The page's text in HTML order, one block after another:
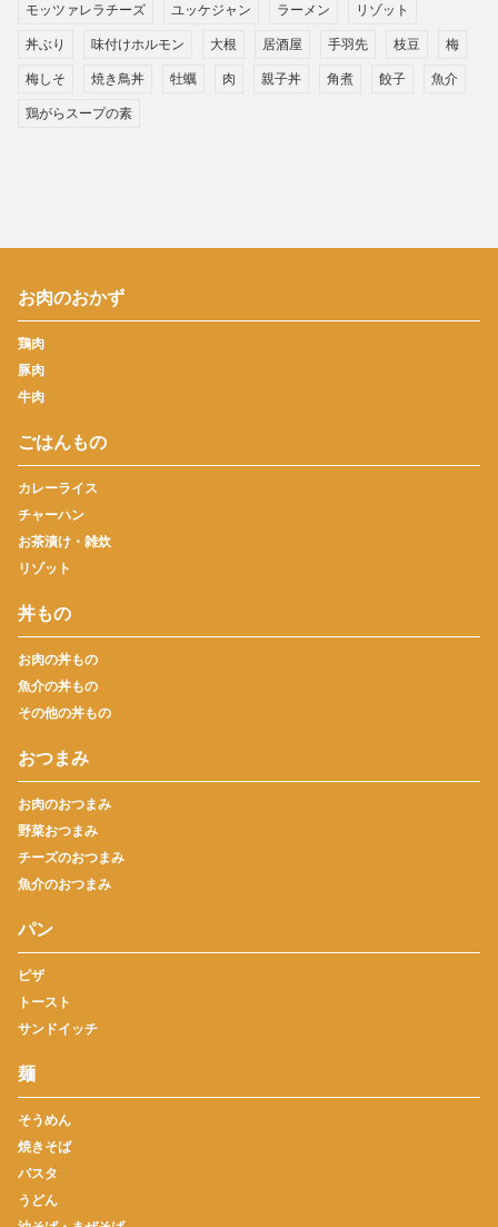
モッツァレラチーズ ユッケジャン ラーメン リゾット
丼ぶり 味付けホルモン 大根 居酒屋 手羽先 枝豆 梅
梅しそ 焼き鳥丼 牡蠣 肉 親子丼 角煮 餃子 魚介
鶏がらスープの素
お肉のおかず
鶏肉
豚肉
牛肉
ごはんもの
カレーライス
チャーハン
お茶漬け・雑炊
リゾット
丼もの
お肉の丼もの
魚介の丼もの
その他の丼もの
おつまみ
お肉のおつまみ
野菜おつまみ
チーズのおつまみ
魚介のおつまみ
パン
ピザ
トースト
サンドイッチ
麺
そうめん
焼きそば
パスタ
うどん